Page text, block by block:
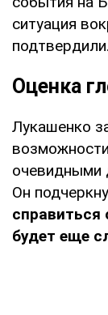
ситуация
подтвердили.
Оценка
Лукашенко
очевидными
Он
справиться
будет еще